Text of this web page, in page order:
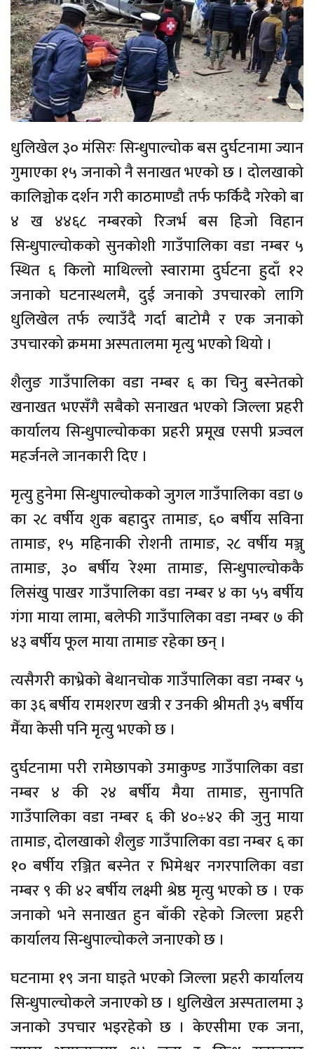
धुलिखेल ३० मंसिरः सिन्धुपाल्चोक बस दुर्घटनामा ज्यान
गुमाएका १५ जनाको नै सनाखत भएको छ । दोलखाको
कालिञ्चोक दर्शन गरी काठमाण्डौ तर्फ फर्किदै गरेको बा
४ ख ४४६८ नम्बरको रिजर्भ बस हिजो विहान
सिन्धुपाल्चोकको सुनकोशी गाउँपालिका वडा नम्बर ५
स्थित ६ किलो माथिल्लो स्वारामा दुर्घटना हुदाँ १२
जनाको घटनास्थलमै, दुई जनाको उपचारको लागि
धुलिखेल तर्फ ल्याउँदै गर्दा बाटोमै र एक जनाको
उपचारको क्रममा अस्पतालमा मृत्यु भएको थियो ।
शैलुङ गाउँपालिका वडा नम्बर ६ का चिनु बस्नेतको
खनाखत भएसँगै सबैको सनाखत भएको जिल्ला प्रहरी
कार्यालय सिन्धुपाल्चोकका प्रहरी प्रमूख एसपी प्रज्वल
महर्जनले जानकारी दिए ।
मृत्यु हुनेमा सिन्धुपाल्चोकको जुगल गाउँपालिका वडा ७
का २८ वर्षीय शुक बहादुर तामाङ, ६० बर्षीय सविना
तामाङ, १५ महिनाकी रोशनी तामाङ, २८ वर्षीय मञ्जु
तामाङ, ३० बर्षीय रेश्मा तामाङ, सिन्धुपाल्चोककै
लिसंखु पाखर गाउँपालिका वडा नम्बर ४ का ५५ बर्षीय
गंगा माया लामा, बलेफी गाउँपालिका वडा नम्बर ७ की
४३ बर्षीय फूल माया तामाङ रहेका छन् ।
त्यसैगरी काभ्रेको बेथानचोक गाउँपालिका वडा नम्बर ५
का ३६ बर्षीय रामशरण खत्री र उनकी श्रीमती ३५ बर्षीय
मैँया केसी पनि मृत्यु भएको छ ।
दुर्घटनामा परी रामेछापको उमाकुण्ड गाउँपालिका वडा
नम्बर ४ की २४ बर्षीय मैया तामाङ, सुनापति
गाउँपालिका वडा नम्बर ६ की ४०÷४२ की जुनु माया
तामाङ, दोलखाको शैलुङ गाउँपालिका वडा नम्बर ६ का
१० बर्षीय रञ्जित बस्नेत र भिमेश्वर नगरपालिका वडा
नम्बर ९ की ४२ बर्षीय लक्ष्मी श्रेष्ठ मृत्यु भएको छ । एक
जनाको भने सनाखत हुन बाँकी रहेको जिल्ला प्रहरी
कार्यालय सिन्धुपाल्चोकले जनाएको छ ।
घटनामा १९ जना घाइते भएको जिल्ला प्रहरी कार्यालय
सिन्धुपाल्चोकले जनाएको छ । धुलिखेल अस्पतालमा ३
जनाको उपचार भइरहेको छ । केएसीमा एक जना,